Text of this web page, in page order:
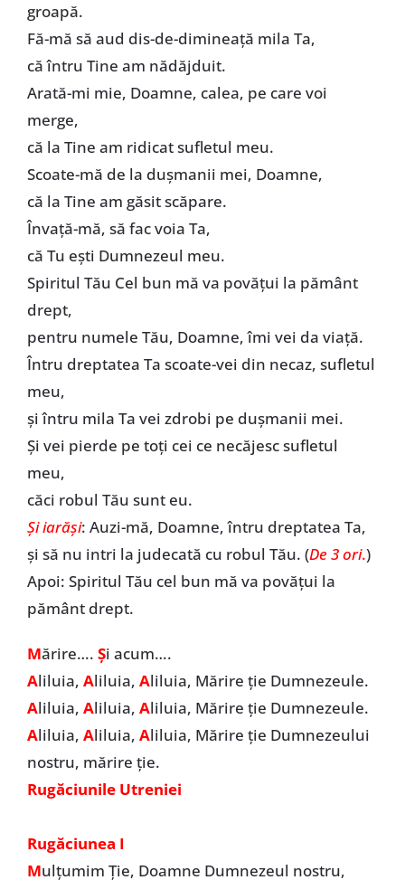
groapă.
Fă-mă să aud dis-de-dimineaţă mila Ta,
că întru Tine am nădăjduit.
Arată-mi mie, Doamne, calea, pe care voi
merge,
că la Tine am ridicat sufletul meu.
Scoate-mă de la duşmanii mei, Doamne,
că la Tine am găsit scăpare.
Învaţă-mă, să fac voia Ta,
că Tu eşti Dumnezeul meu.
Spiritul Tău Cel bun mă va povăţui la pământ
drept,
pentru numele Tău, Doamne, îmi vei da viaţă.
Întru dreptatea Ta scoate-vei din necaz, sufletul
meu,
şi întru mila Ta vei zdrobi pe duşmanii mei.
Şi vei pierde pe toţi cei ce necăjesc sufletul
meu,
căci robul Tău sunt eu.
Şi iarăşi: Auzi-mă, Doamne, întru dreptatea Ta,
şi să nu intri la judecată cu robul Tău. (De 3 ori.)
Apoi: Spiritul Tău cel bun mă va povăţui la
pământ drept.
Mărire…. Și acum….
Aliluia, Aliluia, Aliluia, Mărire ție Dumnezeule.
Aliluia, Aliluia, Aliluia, Mărire ție Dumnezeule.
Aliluia, Aliluia, Aliluia, Mărire ție Dumnezeului
nostru, mărire ție.
Rugăciunile Utreniei
Rugăciunea I
Mulţumim Ție, Doamne Dumnezeul nostru,